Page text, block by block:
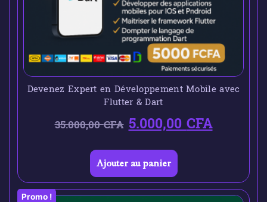
Devenez Expert en Développement Mobile avec
Flutter & Dart
35.000,00CFA 5.000,00CFA
Ajouter au panier
Promo !